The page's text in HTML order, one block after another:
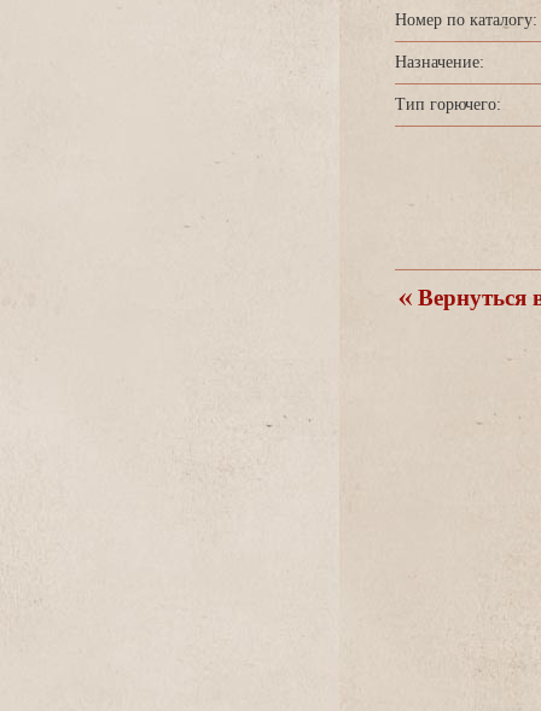
Номер по каталогу:
Назначение:
Тип горючего:
ернуться